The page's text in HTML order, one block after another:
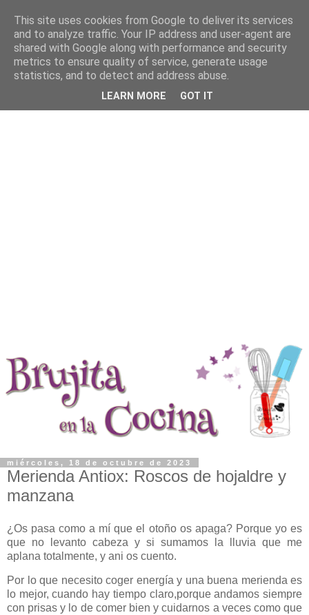
miércoles, 18 de octubre de 2023
Merienda Antiox: Roscos de hojaldre y
manzana
¿Os pasa como a mí que el otoño os apaga? Porque yo es
que no levanto cabeza y si sumamos la lluvia que me
aplana totalmente, y ani os cuento.
Por lo que necesito coger energía y una buena merienda es
lo mejor, cuando hay tiempo claro,porque andamos siempre
con prisas y lo de comer bien y cuidarnos a veces como que
This site uses cookies from Google to deliver its services
and to analyze traffic. Your IP address and user-agent are
shared with Google along with performance and security
metrics to ensure quality of service, generate usage
statistics, and to detect and address abuse.
LEARN MORE GOT IT